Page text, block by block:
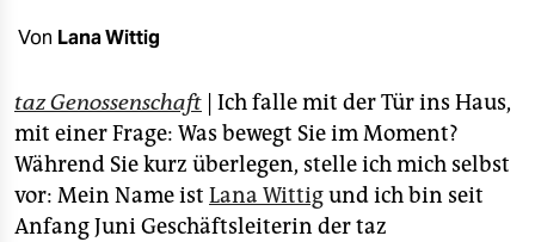
epaper login
Von Lana Wittig
taz Genossenschaft | Ich falle mit der Tür ins Haus,
mit einer Frage: Was bewegt Sie im Moment?
Während Sie kurz überlegen, stelle ich mich selbst
vor: Mein Name ist Lana Wittigund ich bin seit
Anfang Juni Geschäftsleiterin der taz